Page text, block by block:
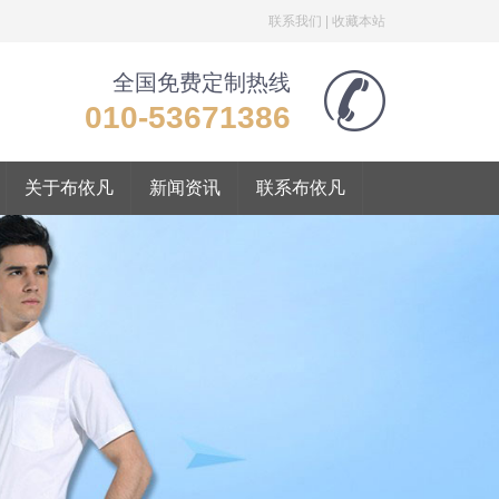
联系我们 收藏本站
全国免费定制热线
010-53671386
关于布依凡 新闻资讯 联系布依凡